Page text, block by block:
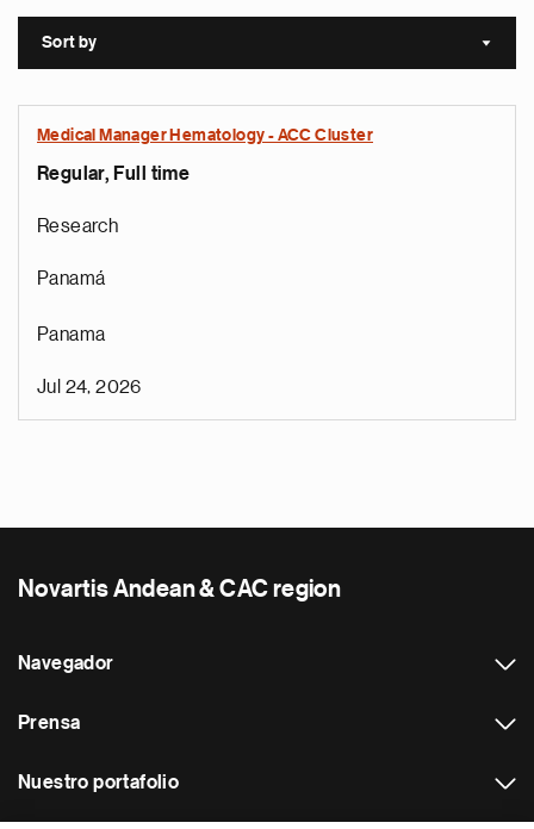
Sort by Sort
Medical Manager Hematology - ACC Cluster
Regular, Full time
Research
Panamá
Panama
Jul 24, 2026
Novartis Andean & CAC region
Navegador
Prensa
Nuestro portafolio